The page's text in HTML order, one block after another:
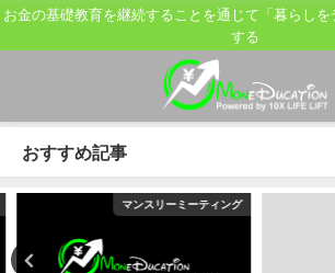
お金の基礎教育を継続することを通じて「暮らし
する
おすすめ記事
マンスリーミーティング